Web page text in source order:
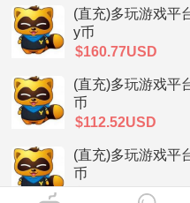
(直充)多玩游戏平
y币
$160.77USD
(直充)多玩游戏平
币
$112.52USD
(直充)多玩游戏平
币
$80.39USD